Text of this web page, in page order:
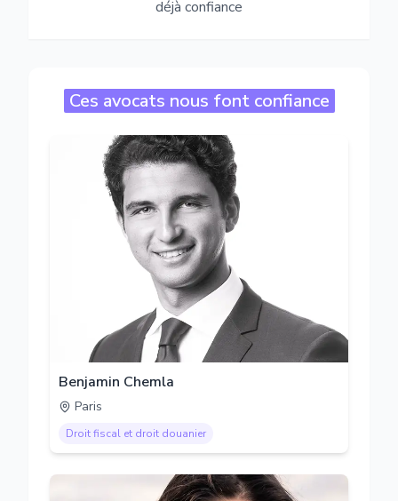
déjà confiance
Ces avocats nous font confiance
Benjamin Chemla
Paris
Droit fiscal et droit douanier